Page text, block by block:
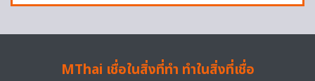
MThai เชื่อในสิ่งที่ทำ ทำในสิ่งที่เชื่อ